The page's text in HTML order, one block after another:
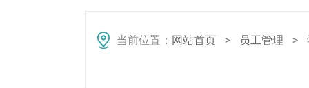
当前位置： 网站首页 ＞ 员工管理 ＞